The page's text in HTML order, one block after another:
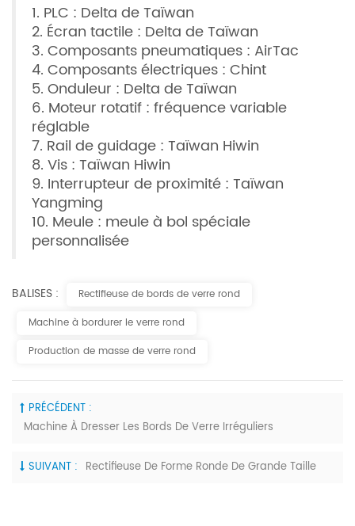
1. PLC : Delta de Taïwan
2. Écran tactile : Delta de Taïwan
3. Composants pneumatiques : AirTac
4. Composants électriques : Chint
5. Onduleur : Delta de Taïwan
6. Moteur rotatif : fréquence variable
réglable
7. Rail de guidage : Taïwan Hiwin
8. Vis : Taïwan Hiwin
9. Interrupteur de proximité : Taïwan
Yangming
10. Meule : meule à bol spéciale
personnalisée
BALISES :
Rectifieuse de bords de verre rond
Machine à bordurer le verre rond
Production de masse de verre rond
PRÉCÉDENT :
Machine À Dresser Les Bords De Verre Irréguliers
SUIVANT : Rectifieuse De Forme Ronde De Grande Taille